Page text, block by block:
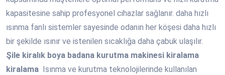
kapasitesine sahip profesyonel cihazlar sağlanır. daha hızlı
ısınma fanlı sistemler sayesinde odanın her köşesi daha hızlı
bir şekilde ısınır ve istenilen sıcaklığa daha çabuk ulaşılır.
Şile kiralık boya badana kurutma makinesi kiralama
kiralama Isınma ve kurutma teknolojilerinde kullanılan